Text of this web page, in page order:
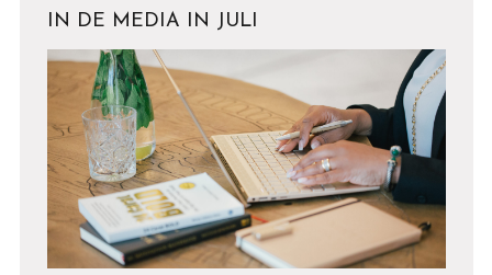
IN DE MEDIA IN JULI